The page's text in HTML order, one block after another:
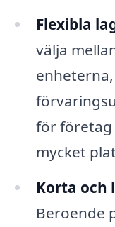
Flexibla
välja
för företag
mycket
Korta och
Beroende